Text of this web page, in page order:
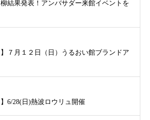
柳結果発表！アンバサダー来館イベントを
】７月１２日（日）うるおい館ブランドア
】6/28(日)熱波ロウリュ開催